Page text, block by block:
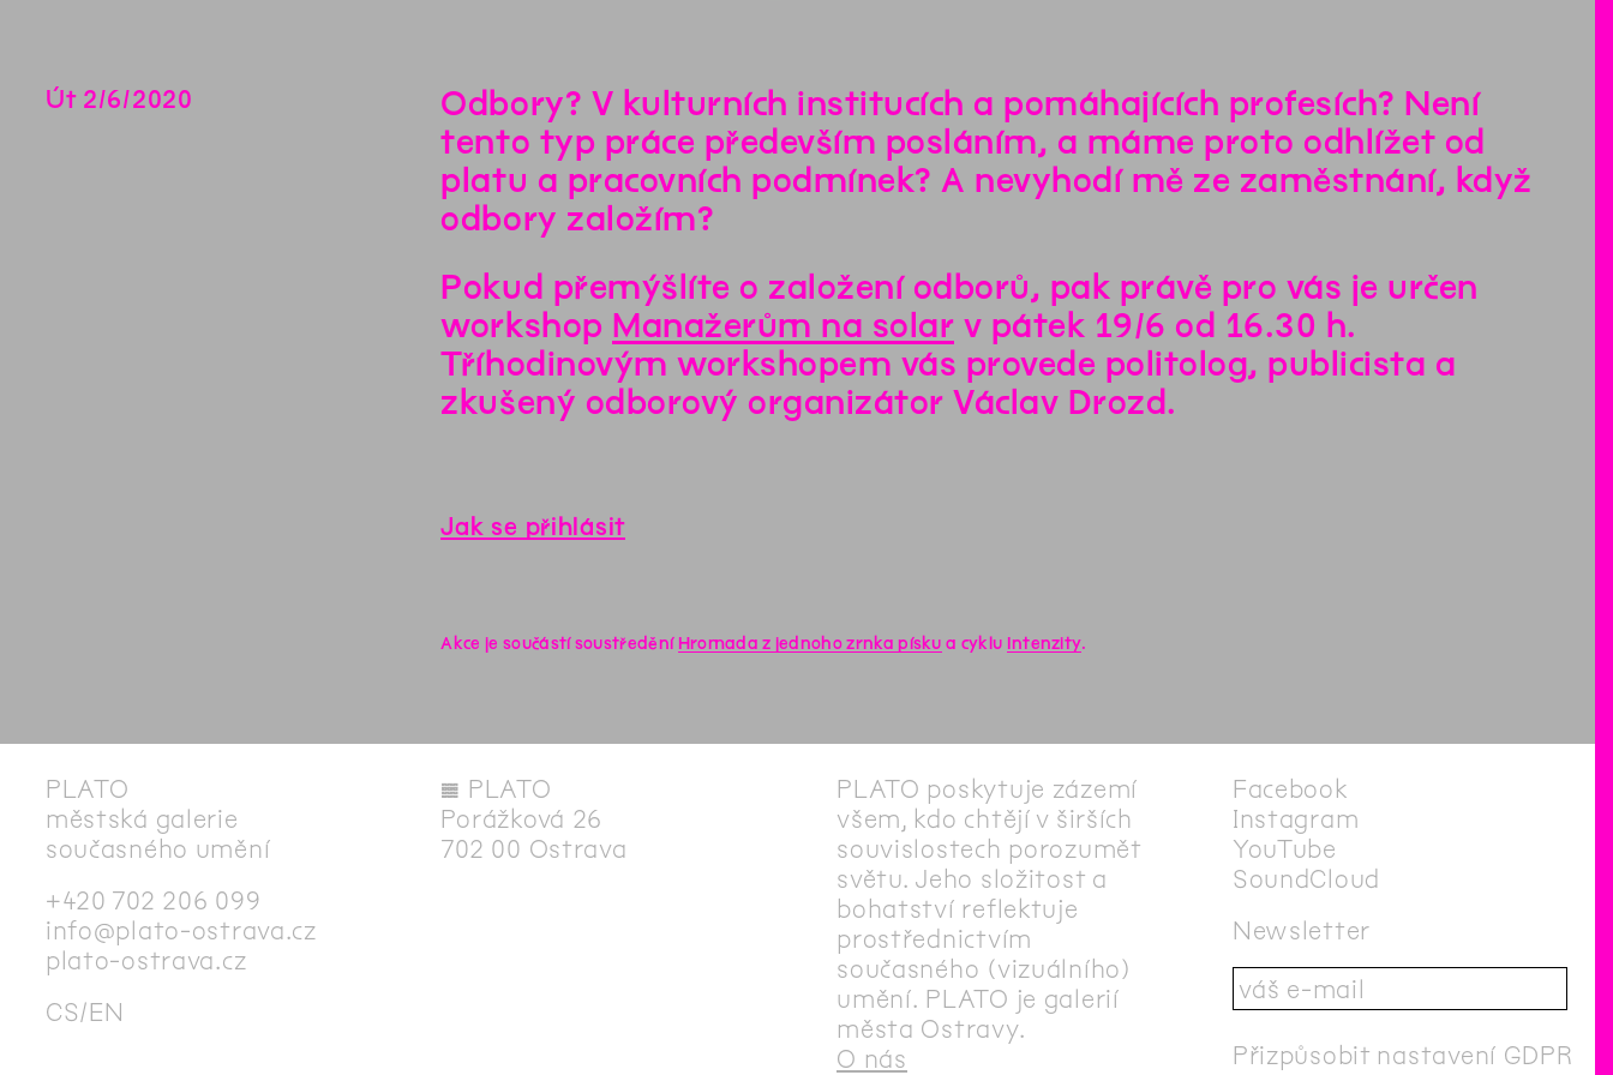
Út 2/6/2020
Odbory? V kulturních institucích a pomáhajících profesích? Není
tento typ práce především posláním, a máme proto odhlížet od
platu a pracovních podmínek? A nevyhodí mě ze zaměstnání, když
odbory založím?
Pokud přemýšlíte o založení odborů, pak právě pro vás je určen
workshop Manažerům na solar v pátek 19/6 od 16.30 h.
Tříhodinovým workshopem vás provede politolog, publicista a
zkušený odborový organizátor Václav Drozd.
Jak se přihlásit
Akce je součástí soustředění Hromada z jednoho zrnka písku a cyklu Intenzity.
PLATO
městská galerie
současného umění
+420 702 206 099
info@plato-ostrava.cz
plato-ostrava.cz
CS EN
◊ PLATO
Porážková 26
702 00 Ostrava
PLATO poskytuje zázemí
všem, kdo chtějí v širších
souvislostech porozumět
světu. Jeho složitost a
bohatství reflektuje
prostřednictvím
současného (vizuálního)
umění. PLATO je galerií
města Ostravy.
O nás
Facebook
Instagram
YouTube
SoundCloud
Newsletter
Přizpůsobit nastavení GDPR